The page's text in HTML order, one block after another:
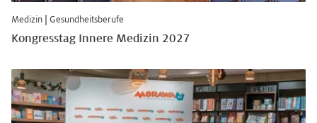
Medizin Gesundheitsberufe
Kongresstag Innere Medizin 2027